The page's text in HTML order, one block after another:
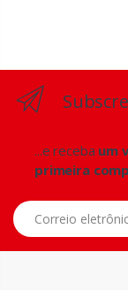
...e receba um
primeira
Correio eletrônico